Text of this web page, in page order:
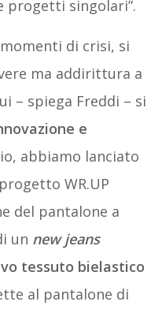
progetti singolari”.
di crisi, si
ma addirittura a
– spiega Freddi – si
e
abbiamo lanciato
WR.UP
del pantalone a
un new jeans
tessuto bielastico
al pantalone di